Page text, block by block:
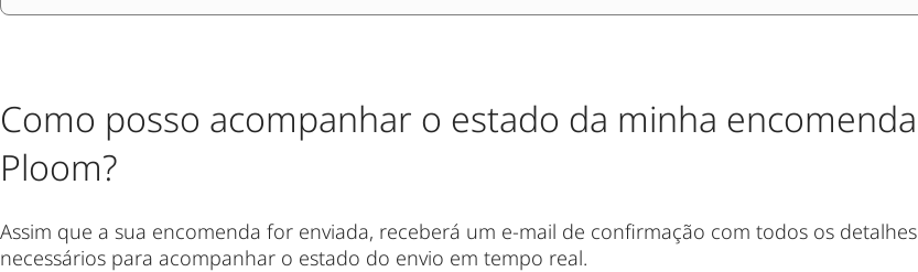
Como posso acompanhar o estado da minha encomenda
Ploom?
Assim que a sua encomenda for enviada, receberá um e-mail de confirmação com todos os detalhes
necessários para acompanhar o estado do envio em tempo real.